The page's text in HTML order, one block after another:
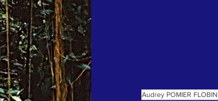
Audrey POMIER